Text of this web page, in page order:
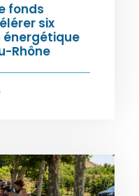
fonds
six
Rhône